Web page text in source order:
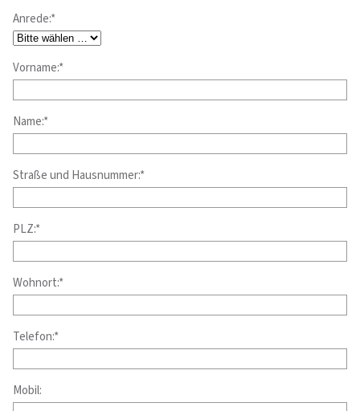
Anrede:*
Vorname:*
Name:*
Straße und Hausnummer:*
PLZ:*
Wohnort:*
Telefon:*
Mobil: